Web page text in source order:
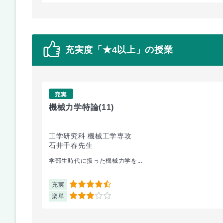
充実度「★4以上」の授業
充実
機械力学特論(11)
工学研究科 機械工学専攻
石井千春先生
学部生時代に扱った機械力学を...
充実 4.5
楽単 3